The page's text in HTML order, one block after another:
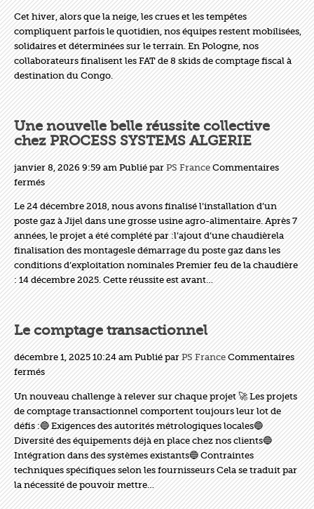
Notre
activité
ne
connait
pas
de
saison
!
Cet hiver, alors que la neige, les crues et les tempêtes
compliquent parfois le quotidien, nos équipes restent mobilisées,
solidaires et déterminées sur le terrain. En Pologne, nos
collaborateurs finalisent les FAT de 8 skids de comptage fiscal à
destination du Congo.
Une nouvelle belle réussite collective
chez PROCESS SYSTEMS ALGERIE
janvier 8, 2026 9:59 am Publié parPS France Commentaires
ferméssur
Une
nouvelle
belle
réussite
collective
chez
PROCESS
SYSTEMS
ALGERIE
Le 24 décembre 2018, nous avons finalisé l’installation d’un
poste gaz à Jijel dans une grosse usine agro-alimentaire. Après 7
années, le projet a été complété par :l’ajout d’une chaudièrela
finalisation des montagesle démarrage du poste gaz dans les
conditions d’exploitation nominales Premier feu de la chaudière
: 14 décembre 2025. Cette réussite est avant…
Le comptage transactionnel
décembre 1, 2025 10:24 am Publié parPS France Commentaires
ferméssur
Le
comptage
transactionnel
Un nouveau challenge à relever sur chaque projet 🚀 Les projets
de comptage transactionnel comportent toujours leur lot de
défis :🔵 Exigences des autorités métrologiques locales🔵
Diversité des équipements déjà en place chez nos clients🔵
Intégration dans des systèmes existants🔵 Contraintes
techniques spécifiques selon les fournisseurs Cela se traduit par
la nécessité de pouvoir mettre…